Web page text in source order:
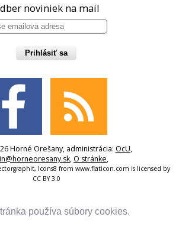
používa súbory cookies.
noviniek na mail
Prihlásiť sa
Horné Orešany, administrácia: OcU,
, O stránke,
, Icons8 from www.flaticon.com is licensed by
CC BY 3.0